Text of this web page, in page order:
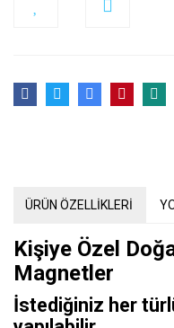
ÜRÜN ÖZELLİKLERİ
Kişiye Özel
Magnetler
İstediğiniz her